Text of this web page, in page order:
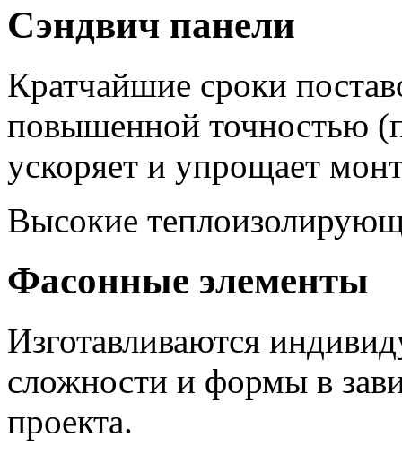
Сэндвич панели
Кратчайшие сроки
повышенной точностью
ускоряет и упрощает
Высокие
Фасонные элементы
Изготавливаются
сложности и формы в
проекта.